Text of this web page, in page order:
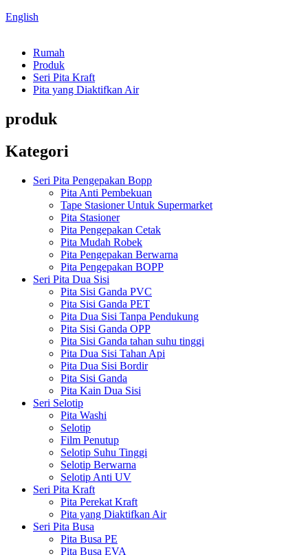
English
Rumah
Produk
Seri Pita Kraft
Pita yang Diaktifkan Air
produk
Kategori
Seri Pita Pengepakan Bopp
Pita Anti Pembekuan
Tape Stasioner Untuk Supermarket
Pita Stasioner
Pita Pengepakan Cetak
Pita Mudah Robek
Pita Pengepakan Berwarna
Pita Pengepakan BOPP
Seri Pita Dua Sisi
Pita Sisi Ganda PVC
Pita Sisi Ganda PET
Pita Dua Sisi Tanpa Pendukung
Pita Sisi Ganda OPP
Pita Sisi Ganda tahan suhu tinggi
Pita Dua Sisi Tahan Api
Pita Dua Sisi Bordir
Pita Sisi Ganda
Pita Kain Dua Sisi
Seri Selotip
Pita Washi
Selotip
Film Penutup
Selotip Suhu Tinggi
Selotip Berwarna
Selotip Anti UV
Seri Pita Kraft
Pita Perekat Kraft
Pita yang Diaktifkan Air
Seri Pita Busa
Pita Busa PE
Pita Busa EVA